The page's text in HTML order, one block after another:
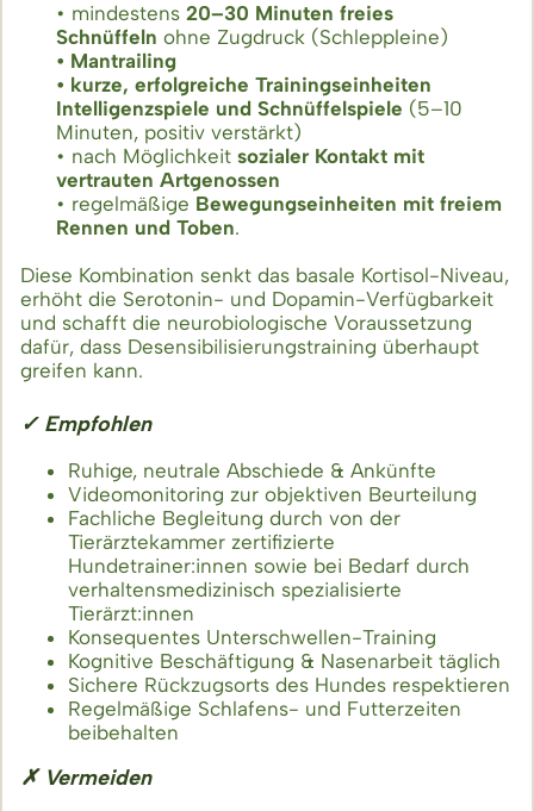
• mindestens 20–30 Minuten freies
Schnüffeln ohne Zugdruck (Schleppleine)
• Mantrailing
• kurze, erfolgreiche Trainingseinheiten
Intelligenzspiele und Schnüffelspiele (5–10
Minuten, positiv verstärkt)
• nach Möglichkeit sozialer Kontakt mit
vertrauten Artgenossen
• regelmäßige Bewegungseinheiten mit freiem
Rennen und Toben.
Diese Kombination senkt das basale Kortisol-Niveau,
erhöht die Serotonin- und Dopamin-Verfügbarkeit
und schafft die neurobiologische Voraussetzung
dafür, dass Desensibilisierungstraining überhaupt
greifen kann.
✓ Empfohlen
Ruhige, neutrale Abschiede & Ankünfte
Videomonitoring zur objektiven Beurteilung
Fachliche Begleitung durch von der
Tierärztekammer zertifizierte
Hundetrainer:innen sowie bei Bedarf durch
verhaltensmedizinisch spezialisierte
Tierärzt:innen
Konsequentes Unterschwellen-Training
Kognitive Beschäftigung & Nasenarbeit täglich
Sichere Rückzugsorts des Hundes respektieren
Regelmäßige Schlafens- und Futterzeiten
beibehalten
✗ Vermeiden